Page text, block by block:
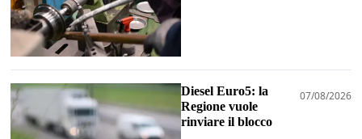
Diesel Euro5: la
Regione vuole
rinviare il blocco
07/08/2026